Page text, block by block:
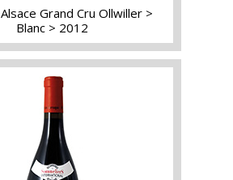
Alsace Grand Cru Ollwiller
Blanc
2012